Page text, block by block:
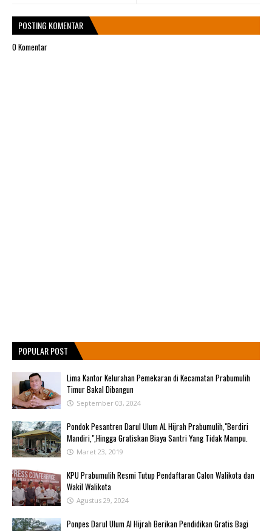
POSTING KOMENTAR
0 Komentar
POPULAR POST
Lima Kantor Kelurahan Pemekaran di Kecamatan Prabumulih
Timur Bakal Dibangun
September 03, 2024
Pondok Pesantren Darul Ulum AL Hijrah Prabumulih,"Berdiri
Mandiri,",Hingga Gratiskan Biaya Santri Yang Tidak Mampu.
Maret 23, 2019
KPU Prabumulih Resmi Tutup Pendaftaran Calon Walikota dan
Wakil Walikota
Agustus 29, 2024
Ponpes Darul Ulum Al Hijrah Berikan Pendidikan Gratis Bagi